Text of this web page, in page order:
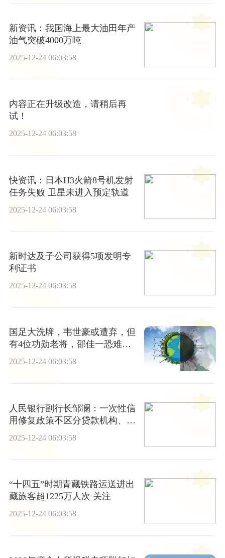
新资讯：我国海上最大油田年产
油气突破4000万吨
2025-12-24 06:03:58
内容正在升级改造，请稍后再
试！
2025-12-24 06:03:58
快资讯：日本H3火箭8号机发射
任务失败 卫星未进入预定轨道
2025-12-24 06:03:58
新时达及子公司获得5项发明专
利证书
2025-12-24 06:03:58
国足大洗牌，韦世豪或遭弃，但
有4位功勋老将，邵佳一恐难以
割舍
2025-12-24 06:03:58
人民银行副行长邹澜：一次性信
用修复政策不区分贷款机构、贷
2025-12-24 06:03:58
“十四五”时期青藏铁路运送进出
藏旅客超1225万人次 关注
2025-12-24 06:03:58